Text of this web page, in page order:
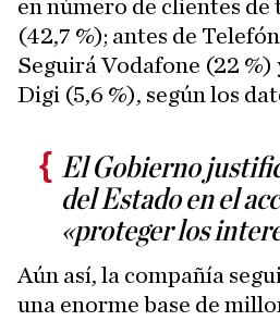
en número de clientes de
(42,7 %); antes de
Seguirá Vodafone (22 %)
Digi (5,6 %), según los
El Gobierno
del Estado en el
«proteger los
Aún así, la compañía
una enorme base de